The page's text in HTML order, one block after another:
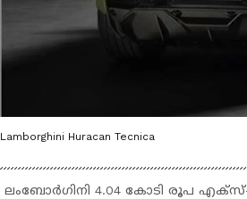
Lamborghini Huracan Tecnica
ലംബോർഗിനി 4.04 കോടി രൂപ